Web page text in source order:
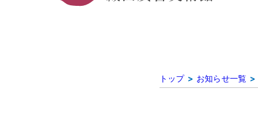
トップ お知らせ一覧